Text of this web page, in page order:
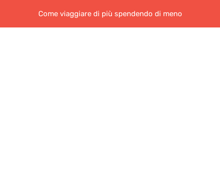
Come viaggiare di più spendendo di meno